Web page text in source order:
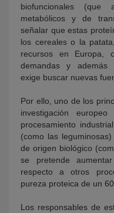
biofuncionales (que
metabólicos y de
señalar que estas
los cereales o la
recursos en Europa,
demandas y además
exige buscar nuevas
Por ello, uno de los
investigación
procesamiento
(como las
de origen biológico
se pretende
respecto a otros
pureza proteica de un
Los responsables de